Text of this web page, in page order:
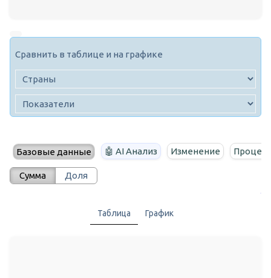
Сравнить в таблице и на графике
Базовые данные 🤖 AI Анализ Изменение
Сумма Доля
Таблица График